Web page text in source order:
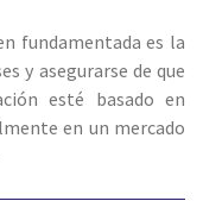
fundamentada es la
y asegurarse de que
esté basado en
en un mercado